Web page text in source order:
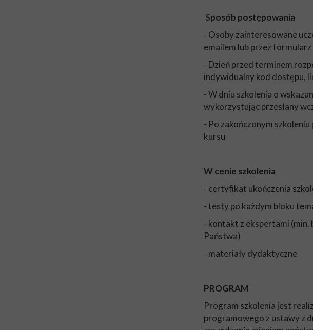
Sposób postępowania
- Osoby zainteresowane
emailem lub przez
- Dzień przed terminem
indywidualny kod dostępu,
- W dniu szkolenia o
wykorzystując przesłany
- Po zakończonym
kursu
W cenie szkolenia
- certyfikat ukończenia
- testy po każdym bloku
- kontakt z ekspertami
Państwa)
- materiały dydaktyczne
PROGRAM
Program szkolenia jest
programowego z ustawy z